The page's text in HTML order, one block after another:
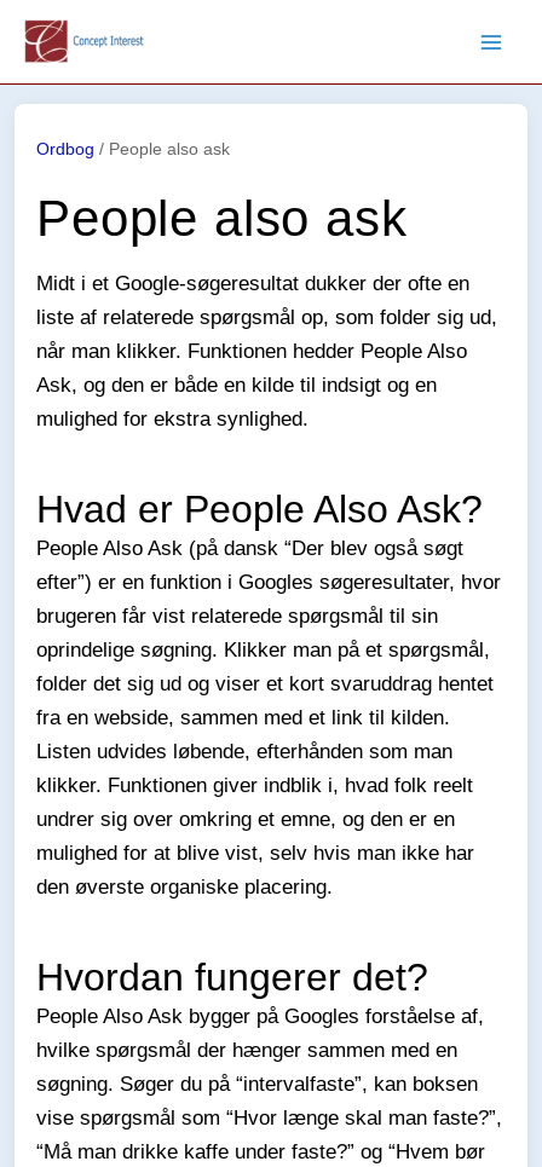
indholdet
Ordbog / People also ask
People also ask
Midt i et Google-søgeresultat dukker der ofte en
liste af relaterede spørgsmål op, som folder sig ud,
når man klikker. Funktionen hedder People Also
Ask, og den er både en kilde til indsigt og en
mulighed for ekstra synlighed.
Hvad er People Also Ask?
People Also Ask (på dansk “Der blev også søgt
efter”) er en funktion i Googles søgeresultater, hvor
brugeren får vist relaterede spørgsmål til sin
oprindelige søgning. Klikker man på et spørgsmål,
folder det sig ud og viser et kort svaruddrag hentet
fra en webside, sammen med et link til kilden.
Listen udvides løbende, efterhånden som man
klikker. Funktionen giver indblik i, hvad folk reelt
undrer sig over omkring et emne, og den er en
mulighed for at blive vist, selv hvis man ikke har
den øverste organiske placering.
Hvordan fungerer det?
People Also Ask bygger på Googles forståelse af,
hvilke spørgsmål der hænger sammen med en
søgning. Søger du på “intervalfaste”, kan boksen
vise spørgsmål som “Hvor længe skal man faste?”,
“Må man drikke kaffe under faste?” og “Hvem bør